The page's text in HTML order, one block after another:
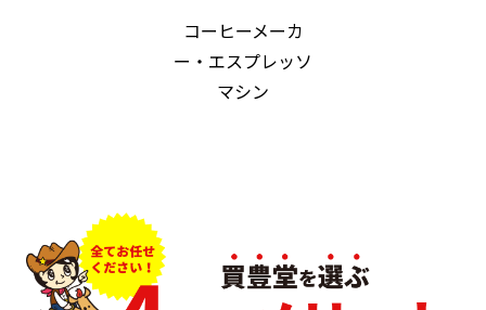
コーヒーメーカ
ー・エスプレッソ
マシン